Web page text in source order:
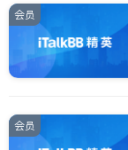
会员
会员